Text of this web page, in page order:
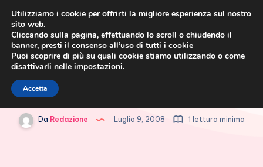
Kate Moss è single!
Da Redazione Luglio 9, 2008 1 lettura minima
Utilizziamo i cookie per offrirti la migliore esperienza sul nostro
sito web.
Cliccando sulla pagina, effettuando lo scroll o chiudendo il
banner, presti il consenso all’uso di tutti i cookie
Puoi scoprire di più su quali cookie stiamo utilizzando o come
disattivarli nelle impostazioni.
Accetta